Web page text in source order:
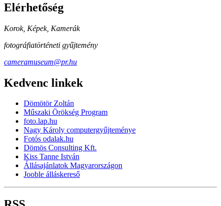
Elérhetőség
Korok, Képek, Kamerák
fotográfiatörténeti gyűjtemény
cameramuseum@pr.hu
Kedvenc linkek
Dömötör Zoltán
Műszaki Örökség Program
foto.lap.hu
Nagy Károly computergyűjteménye
Fotós odalak.hu
Dömös Consulting Kft.
Kiss Tanne István
Állásajánlatok Magyarországon
Jooble álláskereső